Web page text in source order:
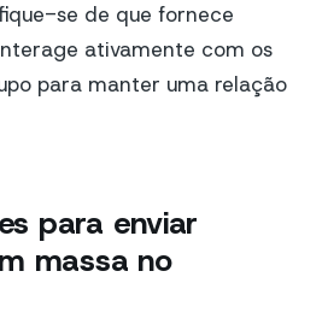
se de que fornece
ativamente com os
para manter uma relação
para enviar
massa no